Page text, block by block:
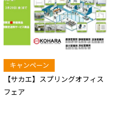
キャンペーン
【サカエ】スプリングオフィス
フェア